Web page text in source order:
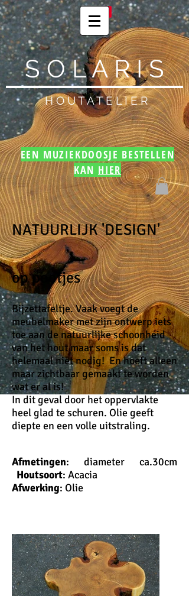
S O L A R I S
H O U T A T E L I E R
EEN MUZIEKDOOSJE BESTELLEN
KAN HIER
NATUURLIJK 'DESIGN'
op pootjes
Bijzettafeltje. Vaak voegt de
meubelmaker met zijn ontwerp iets
toe aan de natuurlijke schoonheid
van het hout maar soms is dat
helemaal niet nodig! En hoeft alleen
maar zichtbaar gemaakt te worden
wat er al is!
In dit geval door het oppervlakte
heel glad te schuren. Olie geeft
diepte en een volle uitstraling.
Afmetingen: diameter ca.30cm
Houtsoort: Acacia
Afwerking: Olie